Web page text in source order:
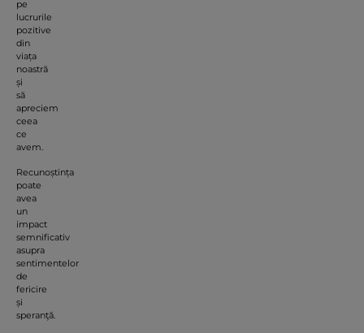
pe
lucrurile
pozitive
din
viața
noastră
și
să
apreciem
ceea
ce
avem.
Recunoștința
poate
avea
un
impact
semnificativ
asupra
sentimentelor
de
fericire
și
speranţă.